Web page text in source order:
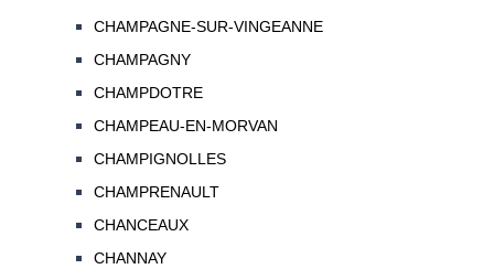
CHAMPAGNE-SUR-VINGEANNE
CHAMPAGNY
CHAMPDOTRE
CHAMPEAU-EN-MORVAN
CHAMPIGNOLLES
CHAMPRENAULT
CHANCEAUX
CHANNAY